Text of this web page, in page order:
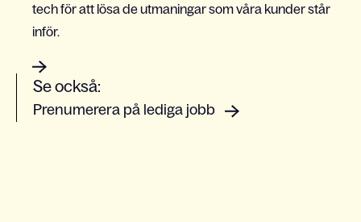
tech för att lösa de utmaningar som våra kunder står
inför.
Se också:
Prenumerera på lediga jobb